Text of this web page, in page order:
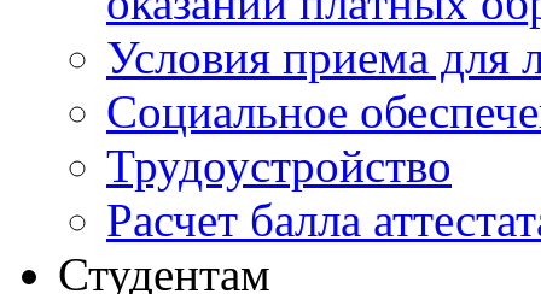
Условия приема для
Социальное
Трудоустройство
Расчет балла
Студентам